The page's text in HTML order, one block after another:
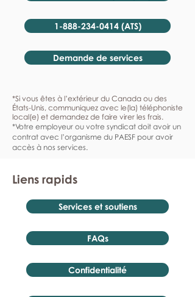
1-888-234-0414 (ATS)
Demande de services
*Si vous êtes à l’extérieur du Canada ou des
États-Unis, communiquez avec le(la) téléphoniste
local(e) et demandez de faire virer les frais.
*Votre employeur ou votre syndicat doit avoir un
contrat avec l’organisme du PAESF pour avoir
accès à nos services.
Liens rapids
Services et soutiens
FAQs
Confidentialité